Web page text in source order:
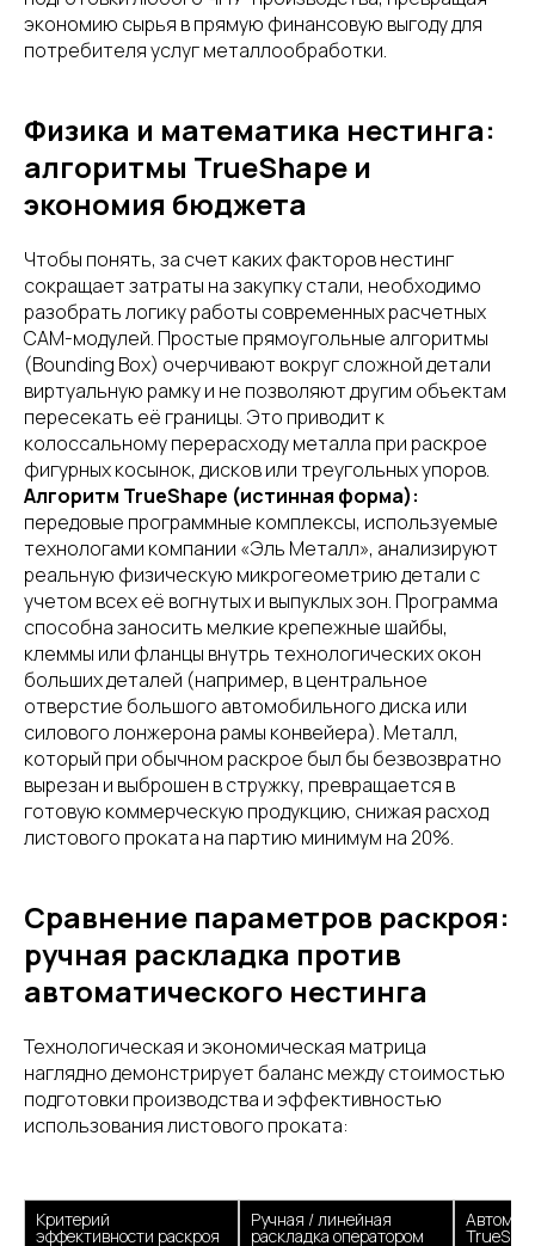
экономию сырья в прямую финансовую выгоду для
потребителя услуг металлообработки.
Физика и математика нестинга:
алгоритмы TrueShape и
экономия бюджета
Чтобы понять, за счет каких факторов нестинг
сокращает затраты на закупку стали, необходимо
разобрать логику работы современных расчетных
CAM-модулей. Простые прямоугольные алгоритмы
(Bounding Box) очерчивают вокруг сложной детали
виртуальную рамку и не позволяют другим объектам
пересекать её границы. Это приводит к
колоссальному перерасходу металла при раскрое
фигурных косынок, дисков или треугольных упоров.
Алгоритм TrueShape (истинная форма):
передовые программные комплексы, используемые
технологами компании «Эль Металл», анализируют
реальную физическую микрогеометрию детали с
учетом всех её вогнутых и выпуклых зон. Программа
способна заносить мелкие крепежные шайбы,
клеммы или фланцы внутрь технологических окон
больших деталей (например, в центральное
отверстие большого автомобильного диска или
силового лонжерона рамы конвейера). Металл,
который при обычном раскрое был бы безвозвратно
вырезан и выброшен в стружку, превращается в
готовую коммерческую продукцию, снижая расход
листового проката на партию минимум на 20%.
Сравнение параметров раскроя:
ручная раскладка против
автоматического нестинга
Технологическая и экономическая матрица
наглядно демонстрирует баланс между стоимостью
подготовки производства и эффективностью
использования листового проката:
Критерий
эффективности раскроя
Ручная / линейная
раскладка оператором